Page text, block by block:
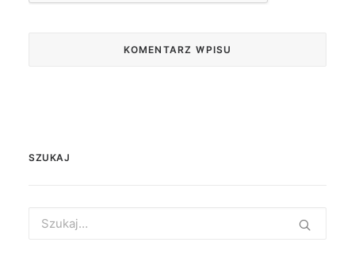
SZUKAJ
for: